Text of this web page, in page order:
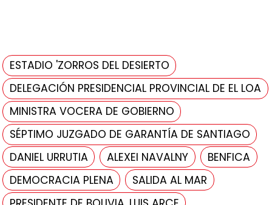
ESTADIO 'ZORROS DEL DESIERTO
DELEGACIÓN PRESIDENCIAL PROVINCIAL DE EL LOA
MINISTRA VOCERA DE GOBIERNO
SÉPTIMO JUZGADO DE GARANTÍA DE SANTIAGO
DANIEL URRUTIA
ALEXEI NAVALNY
BENFICA
DEMOCRACIA PLENA
SALIDA AL MAR